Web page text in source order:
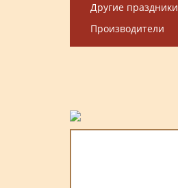
Другие праздники
Производители